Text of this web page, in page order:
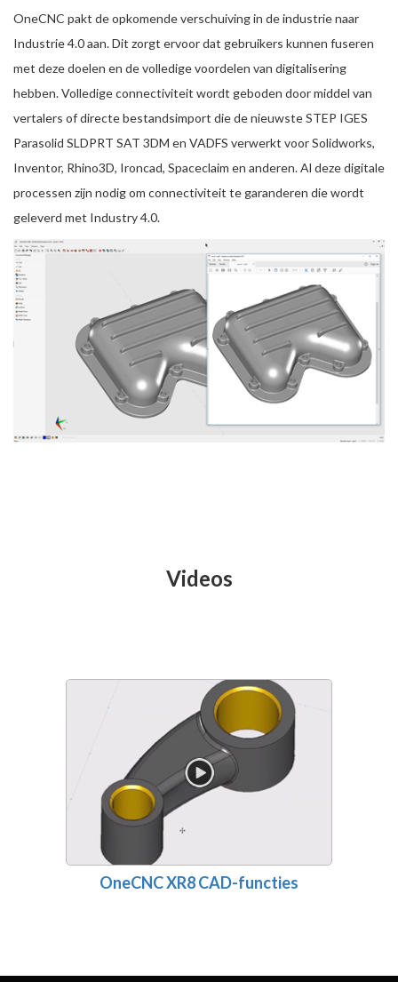
OneCNC pakt de opkomende verschuiving in de industrie naar
Industrie 4.0 aan. Dit zorgt ervoor dat gebruikers kunnen fuseren
met deze doelen en de volledige voordelen van digitalisering
hebben. Volledige connectiviteit wordt geboden door middel van
vertalers of directe bestandsimport die de nieuwste STEP IGES
Parasolid SLDPRT SAT 3DM en VADFS verwerkt voor Solidworks,
Inventor, Rhino3D, Ironcad, Spaceclaim en anderen. Al deze digitale
processen zijn nodig om connectiviteit te garanderen die wordt
geleverd met Industry 4.0.
Videos
OneCNC XR8 CAD-functies